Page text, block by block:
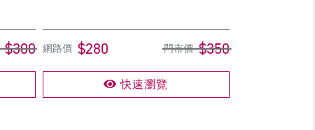
$300 網路價 $280 門市價 $350
快速瀏覽